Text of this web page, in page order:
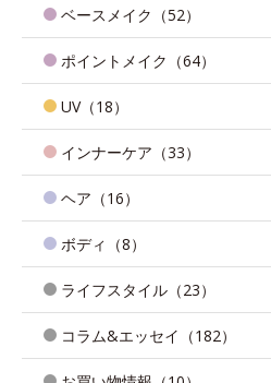
ベースメイク（52）
ポイントメイク（64）
UV（18）
インナーケア（33）
ヘア（16）
ボディ（8）
ライフスタイル（23）
コラム&エッセイ（182）